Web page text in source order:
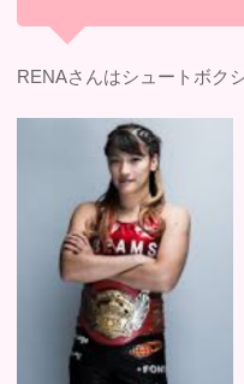
RENAさんはシュートボク